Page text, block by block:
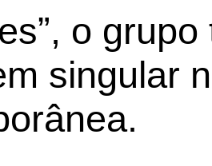
o
singular